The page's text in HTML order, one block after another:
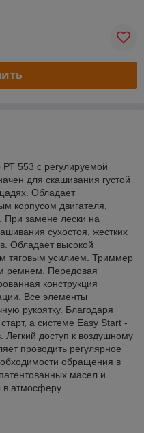
553 с регулируемой
для скашивания густой
Обладает
корпусом двигателя,
При замене лески на
сухостоя, жестких
Обладает высокой
тяговым усилием. Триммер
ремнем. Передовая
конструкция
Все элементы
рукоятку. Благодаря
а системе Easy Start -
Легкий доступ к воздушному
проводить регулярное
обращения в
масел и
атмосферу.